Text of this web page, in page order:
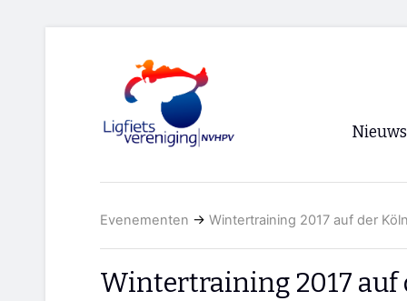
Nieuws
RSS
Evenementen → Wintertraining 2017 auf der
Wintertraining 2017 auf